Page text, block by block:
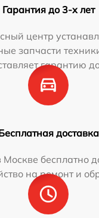
Гарантия до 3-х лет
центр
запчасти
гарантию
доставка
бесплатно
на ремонт и